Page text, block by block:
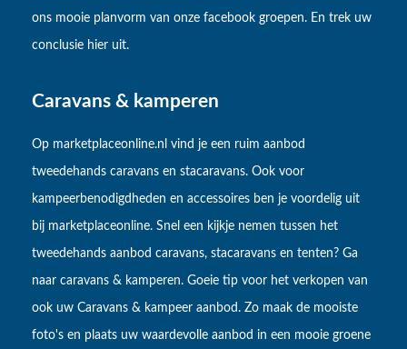
ons mooie planvorm van onze facebook groepen. En trek uw
conclusie hier uit.
Caravans & kamperen
Op marketplaceonline.nl vind je een ruim aanbod
tweedehands caravans en stacaravans. Ook voor
kampeerbenodigdheden en accessoires ben je voordelig uit
bij marketplaceonline. Snel een kijkje nemen tussen het
tweedehands aanbod caravans, stacaravans en tenten? Ga
naar caravans & kamperen. Goeie tip voor het verkopen van
ook uw Caravans & kampeer aanbod. Zo maak de mooiste
foto's en plaats uw waardevolle aanbod in een mooie groene